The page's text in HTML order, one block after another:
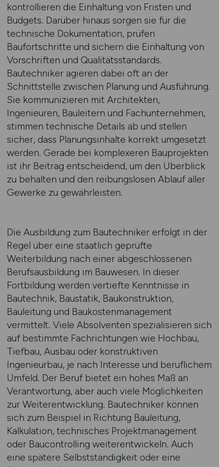
kontrollieren die Einhaltung von Fristen und
Budgets. Darüber hinaus sorgen sie für die
technische Dokumentation, prüfen
Baufortschritte und sichern die Einhaltung von
Vorschriften und Qualitätsstandards.
Bautechniker agieren dabei oft an der
Schnittstelle zwischen Planung und Ausführung.
Sie kommunizieren mit Architekten,
Ingenieuren, Bauleitern und Fachunternehmen,
stimmen technische Details ab und stellen
sicher, dass Planungsinhalte korrekt umgesetzt
werden. Gerade bei komplexeren Bauprojekten
ist ihr Beitrag entscheidend, um den Überblick
zu behalten und den reibungslosen Ablauf aller
Gewerke zu gewährleisten.
Die Ausbildung zum Bautechniker erfolgt in der
Regel über eine staatlich geprüfte
Weiterbildung nach einer abgeschlossenen
Berufsausbildung im Bauwesen. In dieser
Fortbildung werden vertiefte Kenntnisse in
Bautechnik, Baustatik, Baukonstruktion,
Bauleitung und Baukostenmanagement
vermittelt. Viele Absolventen spezialisieren sich
auf bestimmte Fachrichtungen wie Hochbau,
Tiefbau, Ausbau oder konstruktiven
Ingenieurbau, je nach Interesse und beruflichem
Umfeld. Der Beruf bietet ein hohes Maß an
Verantwortung, aber auch viele Möglichkeiten
zur Weiterentwicklung. Bautechniker können
sich zum Beispiel in Richtung Bauleitung,
Kalkulation, technisches Projektmanagement
oder Baucontrolling weiterentwickeln. Auch
eine spätere Selbstständigkeit oder eine